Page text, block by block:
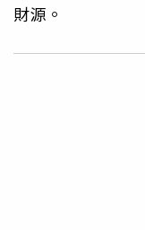
財源。